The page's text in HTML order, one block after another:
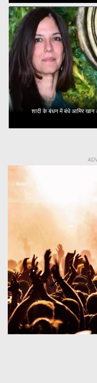
शादी के बंधन में बंधे आमिर खान